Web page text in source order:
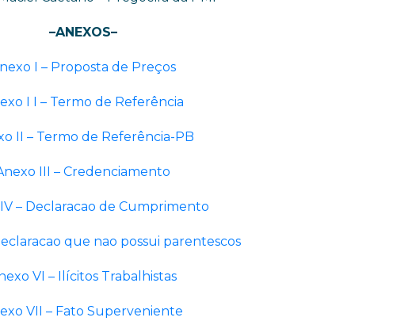
–ANEXOS–
I – Proposta de Preços
I I – Termo de Referência
II – Termo de Referência-PB
III – Credenciamento
– Declaracao de Cumprimento
que nao possui parentescos
VI – Ilícitos Trabalhistas
VII – Fato Superveniente